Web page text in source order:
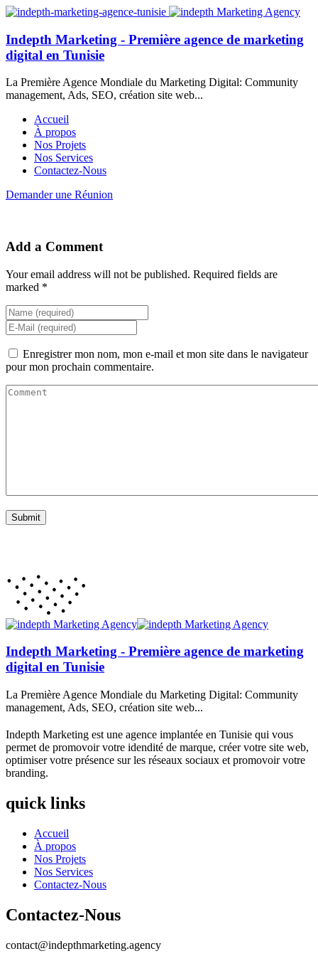
Indepth Marketing - Première agence de marketing
digital en Tunisie
La Première Agence Mondiale du Marketing Digital: Community
management, Ads, SEO, création site web...
Accueil
À propos
Nos Projets
Nos Services
Contactez-Nous
Demander une Réunion
Add a Comment
Your email address will not be published. Required fields are
marked *
Enregistrer mon nom, mon e-mail et mon site dans le navigateur
pour mon prochain commentaire.
Indepth Marketing - Première agence de marketing
digital en Tunisie
La Première Agence Mondiale du Marketing Digital: Community
management, Ads, SEO, création site web...
Indepth Marketing est une agence implantée en Tunisie qui vous
permet de promovoir votre idendité de marque, créer votre site web,
optimiser votre présence sur les réseaux sociaux et promovoir votre
branding.
quick links
Accueil
À propos
Nos Projets
Nos Services
Contactez-Nous
Contactez-Nous
contact@indepthmarketing.agency